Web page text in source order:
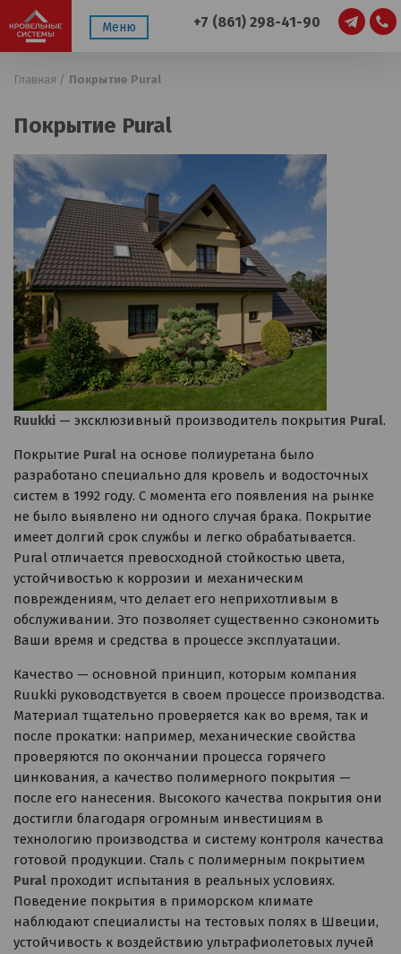
Меню +7 (861) 298-41-90
Главная / Покрытие Pural
Покрытие Pural
Ruukki — эксклюзивный производитель покрытия Pural.
Покрытие Pural на основе полиуретана было
разработано специально для кровель и водосточных
систем в 1992 году. С момента его появления на рынке
не было выявлено ни одного случая брака. Покрытие
имеет долгий срок службы и легко обрабатывается.
Pural отличается превосходной стойкостью цвета,
устойчивостью к коррозии и механическим
повреждениям, что делает его неприхотливым в
обслуживании. Это позволяет существенно сэкономить
Ваши время и средства в процессе эксплуатации.
Качество — основной принцип, которым компания
Ruukki руководствуется в своем процессе производства.
Материал тщательно проверяется как во время, так и
после прокатки: например, механические свойства
проверяются по окончании процесса горячего
цинкования, а качество полимерного покрытия —
после его нанесения. Высокого качества покрытия они
достигли благодаря огромным инвестициям в
технологию производства и систему контроля качества
готовой продукции. Сталь с полимерным покрытием
Pural проходит испытания в реальных условиях.
Поведение покрытия в приморском климате
наблюдают специалисты на тестовых полях в Швеции,
устойчивость к воздействию ультрафиолетовых лучей